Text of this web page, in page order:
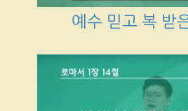
예수 믿고 복 받